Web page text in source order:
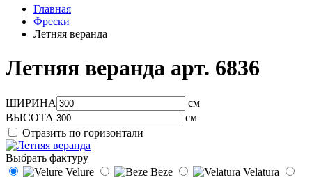
Главная
Фрески
Летняя веранда
Летняя веранда арт. 6836
ШИРИНА
см
ВЫСОТА
см
Отразить по горизонтали
Выбрать фактуру
Velure
Beze
Velatura